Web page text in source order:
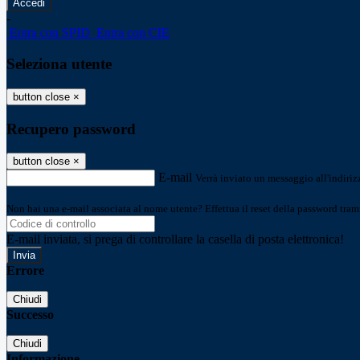
-
Entra con SPID Entra con CIE
Seleziona utente
button close ×
Recupero password
button close ×
E-mail Verrà inviato un messaggio
Non hai una e-mail associata al nome utente? Effettua il reset della password
E-mail inviata, si prega di controllare la casella di posta elettronica!
Errore
Chiudi
Successo
Chiudi